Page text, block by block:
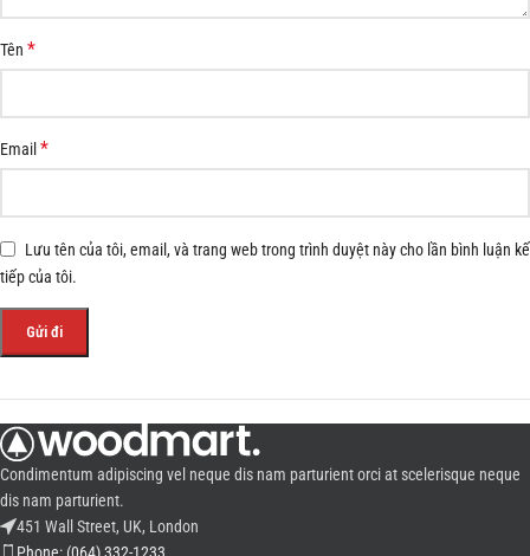
Tên *
Email*
Lưu tên của tôi, email, và trang web trong trình duyệt này cho lần bình luận kế
tiếp của tôi.
Condimentum adipiscing vel neque dis nam parturient orci at scelerisque neque
dis nam parturient.
451 Wall Street, UK, London
Phone: (064) 332-1233